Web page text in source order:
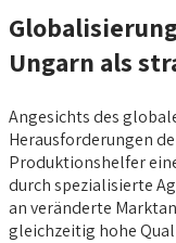
Ungarn als
Angesichts des
Herausforderungen
Produktionshelfer
durch spezialisierte
an veränderte
gleichzeitig hohe